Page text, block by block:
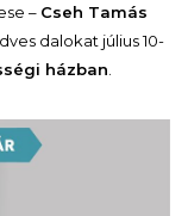
– Cseh Tamás
dalokat július 10-
házban